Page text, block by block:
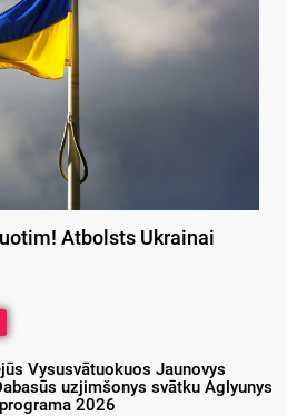
Atbolsts Ukrainai
Vysusvātuokuos Jaunovys
uzjimšonys svātku Aglyunys
2026